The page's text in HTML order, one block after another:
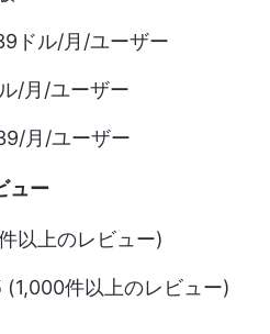
ドル/月/ユーザー
/月/ユーザー
月/ユーザー
ュー
以上のレビュー)
(1,000件以上のレビュー)